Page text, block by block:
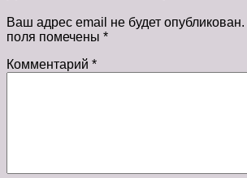
Ваш адрес email не будет опубликован.
поля помечены *
Комментарий *